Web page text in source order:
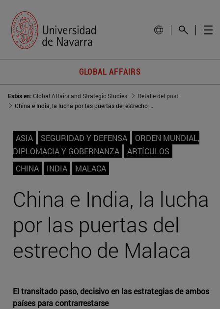
GLOBAL AFFAIRS
Estás en:Global Affairs and Strategic Studies
Detalle del post
China e India, la lucha por las puertas del estrecho de Malaca
ASIA SEGURIDAD Y DEFENSA
ORDEN MUNDIAL,
DIPLOMACIA Y GOBERNANZA
ARTÍCULOS
CHINA
INDIA MALACA
China e India, la lucha
por las puertas del
estrecho de Malaca
El transitado paso, decisivo en las estrategias de ambos
países para contrarrestarse